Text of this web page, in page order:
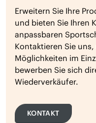
Erweitern Sie Ihre
und bieten Sie Ihren
anpassbaren
Kontaktieren Sie
Möglichkeiten im
bewerben Sie sich
Wiederverkäufer.
KONTAKT